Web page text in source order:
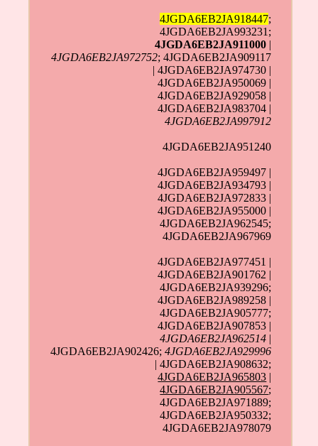
4JGDA6EB2JA918447;
4JGDA6EB2JA993231;
4JGDA6EB2JA911000 |
4JGDA6EB2JA972752; 4JGDA6EB2JA909117
| 4JGDA6EB2JA974730 |
4JGDA6EB2JA950069 |
4JGDA6EB2JA929058 |
4JGDA6EB2JA983704 |
4JGDA6EB2JA997912
4JGDA6EB2JA951240
4JGDA6EB2JA959497 |
4JGDA6EB2JA934793 |
4JGDA6EB2JA972833 |
4JGDA6EB2JA955000 |
4JGDA6EB2JA962545;
4JGDA6EB2JA967969
4JGDA6EB2JA977451 |
4JGDA6EB2JA901762 |
4JGDA6EB2JA939296;
4JGDA6EB2JA989258 |
4JGDA6EB2JA905777;
4JGDA6EB2JA907853 |
4JGDA6EB2JA962514 |
4JGDA6EB2JA902426;4JGDA6EB2JA929996
| 4JGDA6EB2JA908632;
4JGDA6EB2JA965803 |
4JGDA6EB2JA905567;
4JGDA6EB2JA971889;
4JGDA6EB2JA950332;
4JGDA6EB2JA978079